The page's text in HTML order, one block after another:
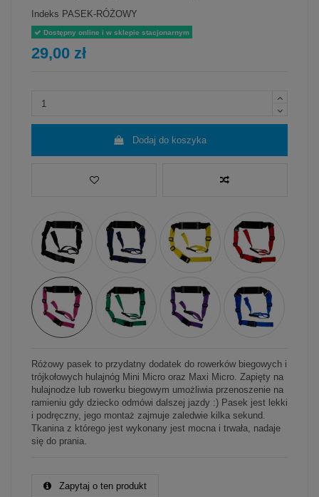
Indeks PASEK-RÓŻOWY
Dostępny online i w sklepie stacjonarnym
29,00 zł
Dodaj do koszyka
Różowy pasek to przydatny dodatek do rowerków biegowych i
trójkołowych hulajnóg Mini Micro oraz Maxi Micro. Zapięty na
hulajnodze lub rowerku biegowym umożliwia przenoszenie na
ramieniu gdy dziecko odmówi dalszej jazdy :) Pasek jest lekki
i podręczny, jego montaż zajmuje zaledwie kilka sekund.
Tkanina z którego jest wykonany jest mocna i trwała, nadaje
się do prania.
Zapytaj o ten produkt